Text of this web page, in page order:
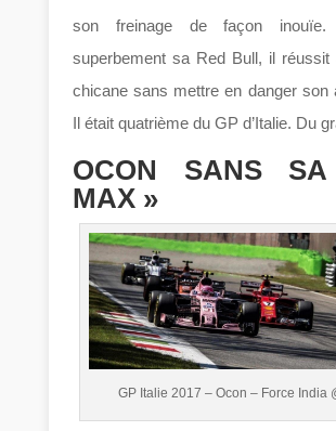
son freinage de façon inouïe.
superbement sa Red Bull, il réussit
chicane sans mettre en danger son
Il était quatrième du GP d’Italie. Du
OCON SANS
MAX »
GP Italie 2017 – Ocon – Force India